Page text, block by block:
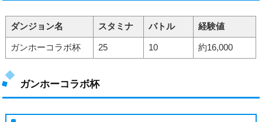
ダンジョン名 スタミナ バトル 経験値
ガンホーコラボ杯 25 10 約16,000
ガンホーコラボ杯